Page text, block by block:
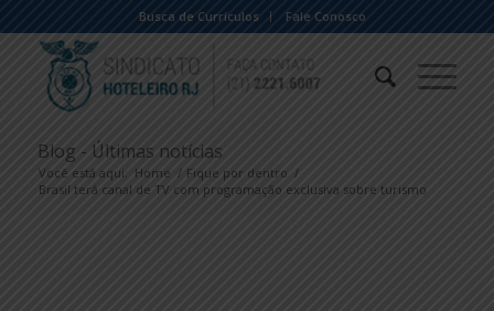
Busca de Currículos Fale Conosco
Blog - Últimas notícias
Você está aqui: Home / Fique por dentro /
Brasil terá canal de TV com programação exclusiva sobre turismo